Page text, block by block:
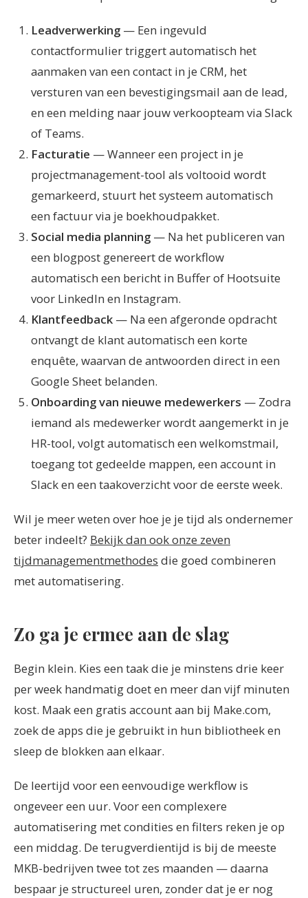
Leadverwerking — Een ingevuld
contactformulier triggert automatisch het
aanmaken van een contact in je CRM, het
versturen van een bevestigingsmail aan de lead,
en een melding naar jouw verkoopteam via Slack
of Teams.
Facturatie — Wanneer een project in je
projectmanagement-tool als voltooid wordt
gemarkeerd, stuurt het systeem automatisch
een factuur via je boekhoudpakket.
Social media planning — Na het publiceren van
een blogpost genereert de workflow
automatisch een bericht in Buffer of Hootsuite
voor LinkedIn en Instagram.
Klantfeedback — Na een afgeronde opdracht
ontvangt de klant automatisch een korte
enquête, waarvan de antwoorden direct in een
Google Sheet belanden.
Onboarding van nieuwe medewerkers — Zodra
iemand als medewerker wordt aangemerkt in je
HR-tool, volgt automatisch een welkomstmail,
toegang tot gedeelde mappen, een account in
Slack en een taakoverzicht voor de eerste week.
Wil je meer weten over hoe je je tijd als ondernemer
beter indeelt? Bekijk dan ook onze zeven
tijdmanagementmethodes die goed combineren
met automatisering.
Zo ga je ermee aan de slag
Begin klein. Kies een taak die je minstens drie keer
per week handmatig doet en meer dan vijf minuten
kost. Maak een gratis account aan bij Make.com,
zoek de apps die je gebruikt in hun bibliotheek en
sleep de blokken aan elkaar.
De leertijd voor een eenvoudige werkflow is
ongeveer een uur. Voor een complexere
automatisering met condities en filters reken je op
een middag. De terugverdientijd is bij de meeste
MKB-bedrijven twee tot zes maanden — daarna
bespaar je structureel uren, zonder dat je er nog